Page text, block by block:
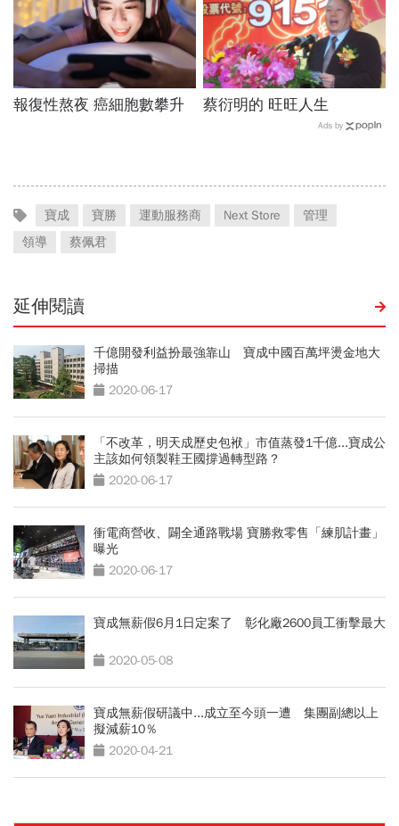
報復性熬夜 癌細胞數攀升 蔡衍明的 旺旺人生
Ads by
寶成 寶勝 運動服務商 Next Store
管理
領導
蔡佩君
延伸閱讀
千億開發利益扮最強靠山 寶成中國百萬坪燙金地大
掃描
2020-06-17
「不改革，明天成歷史包袱」市值蒸發1千億...寶成公
主該如何領製鞋王國撐過轉型路？
2020-06-17
衝電商營收、闢全通路戰場 寶勝救零售「練肌計畫」
曝光
2020-06-17
寶成無薪假6月1日定案了 彰化廠2600員工衝擊最大
2020-05-08
寶成無薪假研議中...成立至今頭一遭 集團副總以上
擬減薪10％
2020-04-21